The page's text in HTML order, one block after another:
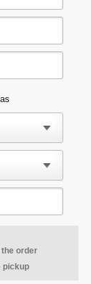
order
pickup